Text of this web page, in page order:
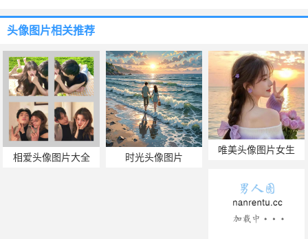
头像图片相关推荐
相爱头像图片大全 时光头像图片
唯美头像图片女生